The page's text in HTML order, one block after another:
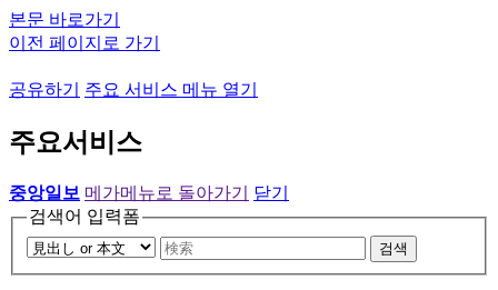
본문 바로가기
이전 페이지로 가기
공유하기 주요 서비스 메뉴 열기
주요서비스
중앙일보 메가메뉴로 돌아가기
닫기
검색어 입력폼
검색